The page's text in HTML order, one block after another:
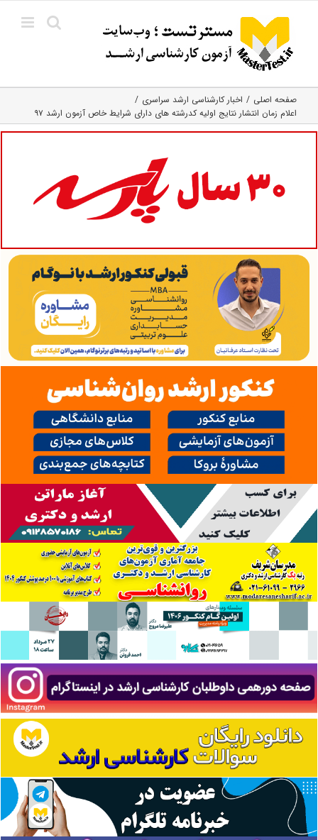
content
صفحه اصلی
اخبار کارشناسی ارشد سراسری
اعلام زمان انتشار نتایج اولیه کدرشته های دارای شرایط خاص آزمون ارشد ۹۷